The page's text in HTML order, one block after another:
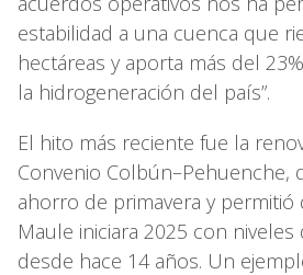
estabilidad a una cuenca que
hectáreas y aporta más del
la hidrogeneración del país”.
El hito más reciente fue la
Convenio Colbún–Pehuenche,
ahorro de primavera y permitió
Maule iniciara 2025 con
desde hace 14 años. Un